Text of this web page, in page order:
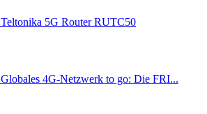
Teltonika 5G Router RUTC50
Globales 4G-Netzwerk to go: Die FRI...